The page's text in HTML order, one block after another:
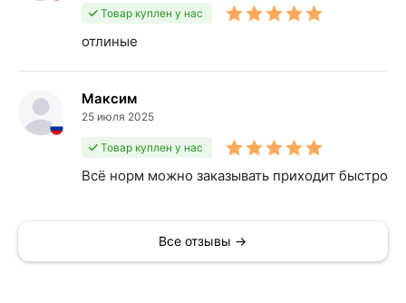
Товар куплен у нас
отлиные
Максим
25 июля 2025
Товар куплен у нас
Всё норм можно заказывать приходит быстро
Все отзывы →